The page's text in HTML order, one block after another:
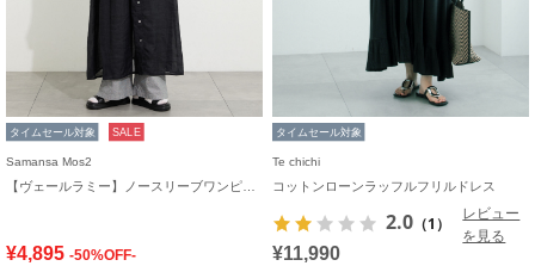
タイムセール対象 SALE
Samansa Mos2
¥4,895 -50%OFF-
タイムセール対象
Te chichi
コットンローンラッフルフリルドレス
2.0 （1）
レビュー
を見る
¥11,990